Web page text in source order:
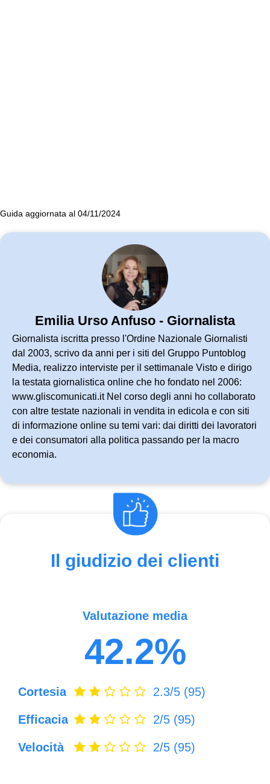
Guida aggiornata al 04/11/2024
Emilia Urso Anfuso - Giornalista
Giornalista iscritta presso l'Ordine Nazionale Giornalisti
dal 2003, scrivo da anni per i siti del Gruppo Puntoblog
Media, realizzo interviste per il settimanale Visto e dirigo
la testata giornalistica online che ho fondato nel 2006:
www.gliscomunicati.it Nel corso degli anni ho collaborato
con altre testate nazionali in vendita in edicola e con siti
di informazione online su temi vari: dai diritti dei lavoratori
e dei consumatori alla politica passando per la macro
economia.
Il giudizio dei clienti
Valutazione media
42.2%
Cortesia 2.3/5 (95)
Efficacia 2/5 (95)
Velocità 2/5 (95)